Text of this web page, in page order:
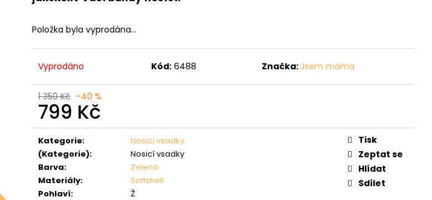
Položka byla vyprodána…
Vyprodáno Kód: 6488 Značka: Jsem máma
1 350 Kč –40 %
799 Kč
Měrná
cena:
Kategorie:
Nosicí vsadky
(Kategorie):
Nosicí vsadky
Barva:
Zelená
Materiály:
Softshell
Pohlaví:
Ž
Tisk
Zeptat se
Hlídat
Sdílet